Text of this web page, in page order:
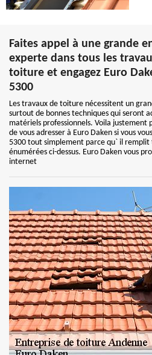
Faites appel à une grande
experte dans tous les
toiture et engagez Euro
5300
Les travaux de toiture nécessitent un
surtout de bonnes techniques qui seront
matériels professionnels. Voila justement
de vous adresser à Euro Daken si vous
5300 tout simplement parce qu` il
énumérées ci-dessus. Euro Daken vous
internet